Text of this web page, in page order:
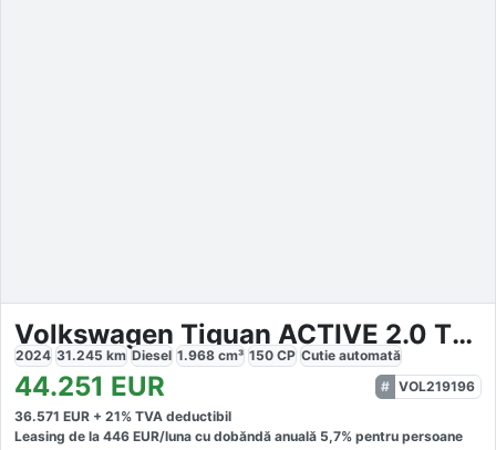
Volkswagen Tiguan ACTIVE 2.0 TDI DSG
2024 31.245 km Diesel 1.968 cm³ 150 CP Cutie automată
44.251 EUR
VOL219196
36.571 EUR + 21% TVA deductibil
Leasing de la 446 EUR/luna cu dobăndă anuală 5,7% pentru persoane